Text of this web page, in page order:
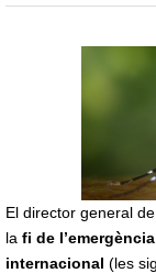
El director general
la fi de
internacional (les